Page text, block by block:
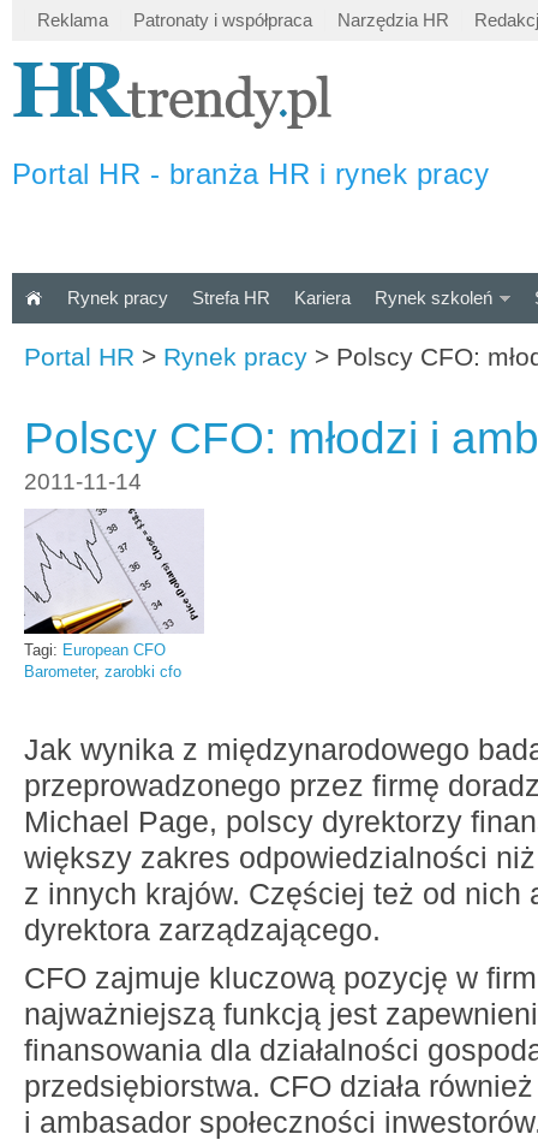
Reklama Patronaty i współpraca Narzędzia HR
Portal HR - branża HR i rynek pracy
Rynek pracy Strefa HR Kariera Rynek szkoleń
Portal HR > Rynek pracy > Polscy CFO:
Polscy CFO: młodzi i
2011-11-14
Tagi: European CFO
Barometer, zarobki cfo
Jak wynika z międzynarodowego
przeprowadzonego przez firmę
Michael Page, polscy dyrektorzy
większy zakres odpowiedzialności
z innych krajów. Częściej też od nich
dyrektora zarządzającego.
CFO zajmuje kluczową pozycję w
najważniejszą funkcją jest
finansowania dla działalności
przedsiębiorstwa. CFO działa
i ambasador społeczności